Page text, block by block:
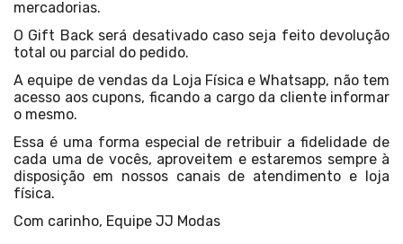
mercadorias.
O Gift Back será desativado caso seja feito devolução
total ou parcial do pedido.
A equipe de vendas da Loja Física e Whatsapp, não tem
acesso aos cupons, ficando a cargo da cliente informar
o mesmo.
Essa é uma forma especial de retribuir a fidelidade de
cada uma de vocês, aproveitem e estaremos sempre à
disposição em nossos canais de atendimento e loja
física.
Com carinho, Equipe JJ Modas